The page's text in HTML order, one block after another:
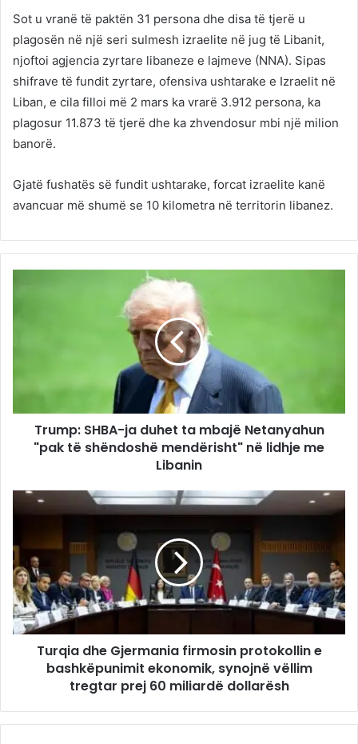
Sot u vranë të paktën 31 persona dhe disa të tjerë u
plagosën në një seri sulmesh izraelite në jug të Libanit,
njoftoi agjencia zyrtare libaneze e lajmeve (NNA). Sipas
shifrave të fundit zyrtare, ofensiva ushtarake e Izraelit në
Liban, e cila filloi më 2 mars ka vrarë 3.912 persona, ka
plagosur 11.873 të tjerë dhe ka zhvendosur mbi një milion
banorë.
Gjatë fushatës së fundit ushtarake, forcat izraelite kanë
avancuar më shumë se 10 kilometra në territorin libanez.
Trump: SHBA-ja duhet ta mbajë Netanyahun
"pak të shëndoshë mendërisht" në lidhje me
Libanin
Turqia dhe Gjermania firmosin protokollin e
bashkëpunimit ekonomik, synojnë vëllim
tregtar prej 60 miliardë dollarësh